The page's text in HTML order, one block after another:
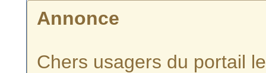
Annonce
Chers usagers du portail